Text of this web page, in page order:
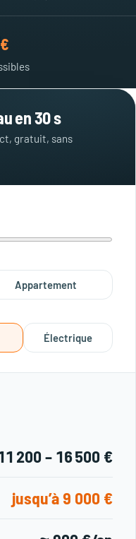
€
en 30 s
gratuit, sans
Appartement
Électrique
200 – 16 500 €
jusqu’à 9 000 €